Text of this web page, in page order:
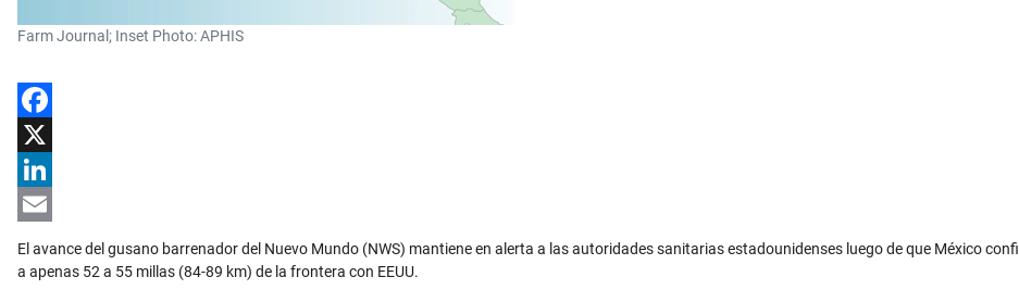
Farm Journal; Inset Photo: APHIS
Facebook
X
LinkedIn
Email
El avance del gusano barrenador del Nuevo Mundo (NWS) mantiene en alerta a las autoridades sanitarias estadounidenses luego de que México
a apenas 52 a 55 millas (84-89 km) de la frontera con EEUU.